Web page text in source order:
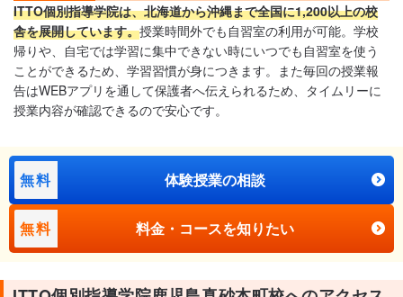
ITTO個別指導学院は、北海道から沖縄まで全国に1,200以上の校
舎を展開しています。授業時間外でも自習室の利用が可能。学校
帰りや、自宅では学習に集中できない時にいつでも自習室を使う
ことができるため、学習習慣が身につきます。また毎回の授業報
告はWEBアプリを通して保護者へ伝えられるため、タイムリーに
授業内容が確認できるので安心です。
無料 体験授業の相談
無料 料金・コースを知りたい